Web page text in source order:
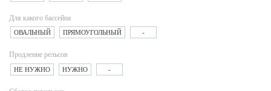
Для какого бассейна
ОВАЛЬНЫЙ ПРЯМОУГОЛЬНЫЙ -
Продление рельсов
НЕ НУЖНО НУЖНО -